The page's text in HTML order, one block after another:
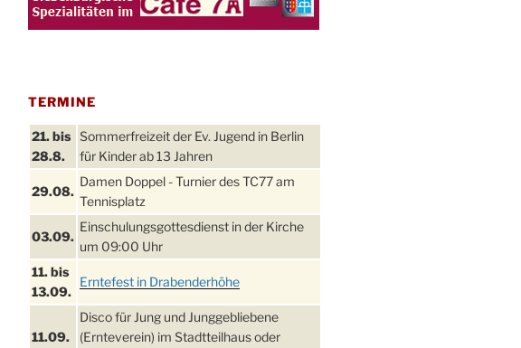
TERMINE
21. bis
28.8.
Sommerfreizeit der Ev. Jugend in Berlin
für Kinder ab 13 Jahren
29.08.
Damen Doppel - Turnier des TC77 am
Tennisplatz
03.09.
Einschulungsgottesdienst in der Kirche
um 09:00 Uhr
11. bis
13.09.
Erntefest in Drabenderhöhe
11.09.
Disco für Jung und Junggebliebene
(Ernteverein) im Stadtteilhaus oder